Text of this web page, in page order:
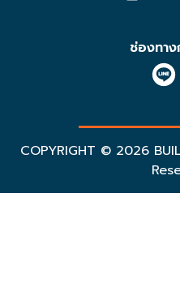
ช่องทา
COPYRIGHT © 2026